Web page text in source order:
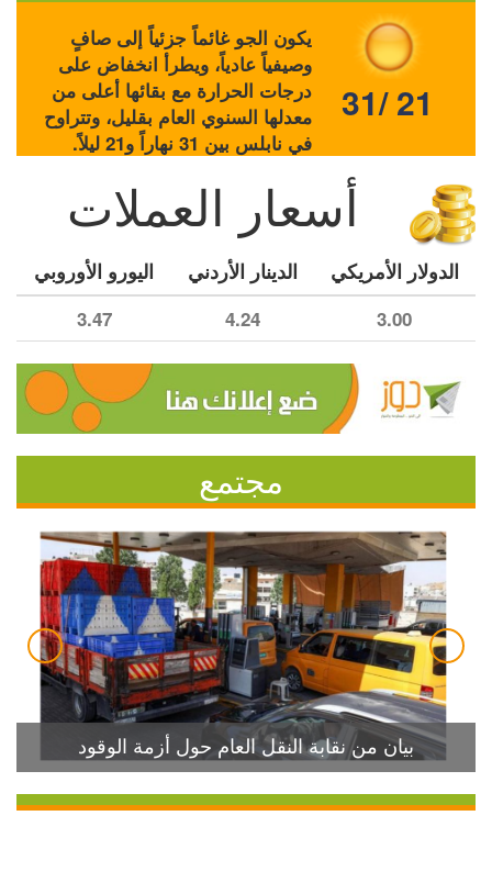
يكون الجو غائماً جزئياً إلى صافٍ
وصيفياً عادياً، ويطرأ انخفاض على
درجات الحرارة مع بقائها أعلى من
معدلها السنوي العام بقليل، وتتراوح
في نابلس بين 31 نهاراً و21 ليلاً.
31/ 21
أسعار العملات
الدولار الأمريكي الدينار الأردني اليورو الأوروبي
3.00
4.24
3.47
مجتمع
بيان من نقابة النقل العام حول أزمة الوقود